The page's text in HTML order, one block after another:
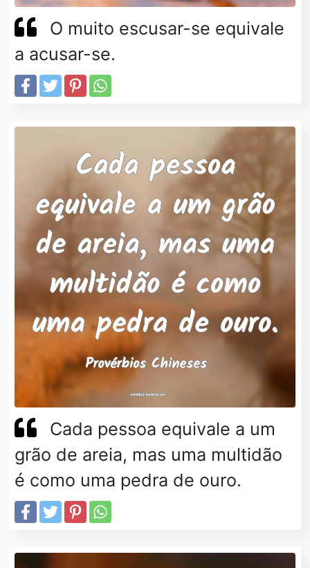
O muito escusar-se equivale
a acusar-se.
Cada pessoa equivale a um
grão de areia, mas uma multidão
é como uma pedra de ouro.